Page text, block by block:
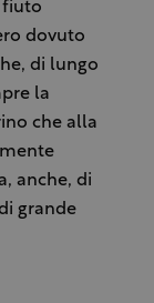
fiuto
dovuto
di lungo
la
che alla
anche, di
grande